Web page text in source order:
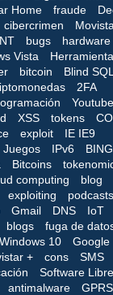
Home fraude
cibercrimen
bugs
hardware
Vista
bitcoin
Blind SQL
2FA
Youtube
XSS tokens
exploit
IE IE9
Juegos IPv6
BING
Bitcoins
computing
blog
exploiting
podcasts
Gmail DNS
IoT
blogs
fuga de
Windows 10
Google
+ cons
SMS
Software Libre
antimalware
GPRS